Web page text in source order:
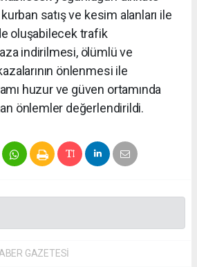
kurban satış ve kesim alanları ile
oluşabilecek trafik
indirilmesi, ölümlü ve
önlenmesi ile
huzur ve güven ortamında
önlemler değerlendirildi.
GAZETESİ